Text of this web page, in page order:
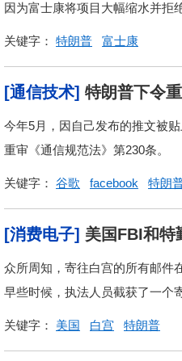
因为富士康将项目大幅缩水并拒
关键字： 特朗普 富士康
[通信技术] 特朗普下令
今年5月，因自己发布的推文被
重审《通信规范法》第230条。
关键字： 谷歌 facebook 特朗
[消费电子] 美国FBI和特
众所周知，寄往白宫的所有邮件
早些时候，执法人员截获了一个
关键字： 美国 白宫 特朗普